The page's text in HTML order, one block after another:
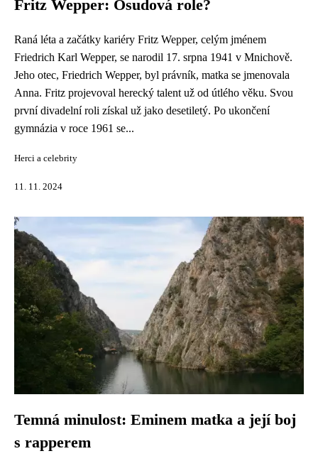
Fritz Wepper: Osudová role?
Raná léta a začátky kariéry Fritz Wepper, celým jménem
Friedrich Karl Wepper, se narodil 17. srpna 1941 v Mnichově.
Jeho otec, Friedrich Wepper, byl právník, matka se jmenovala
Anna. Fritz projevoval herecký talent už od útlého věku. Svou
první divadelní roli získal už jako desetiletý. Po ukončení
gymnázia v roce 1961 se...
Herci a celebrity
11. 11. 2024
Temná minulost: Eminem matka a její boj
s rapperem